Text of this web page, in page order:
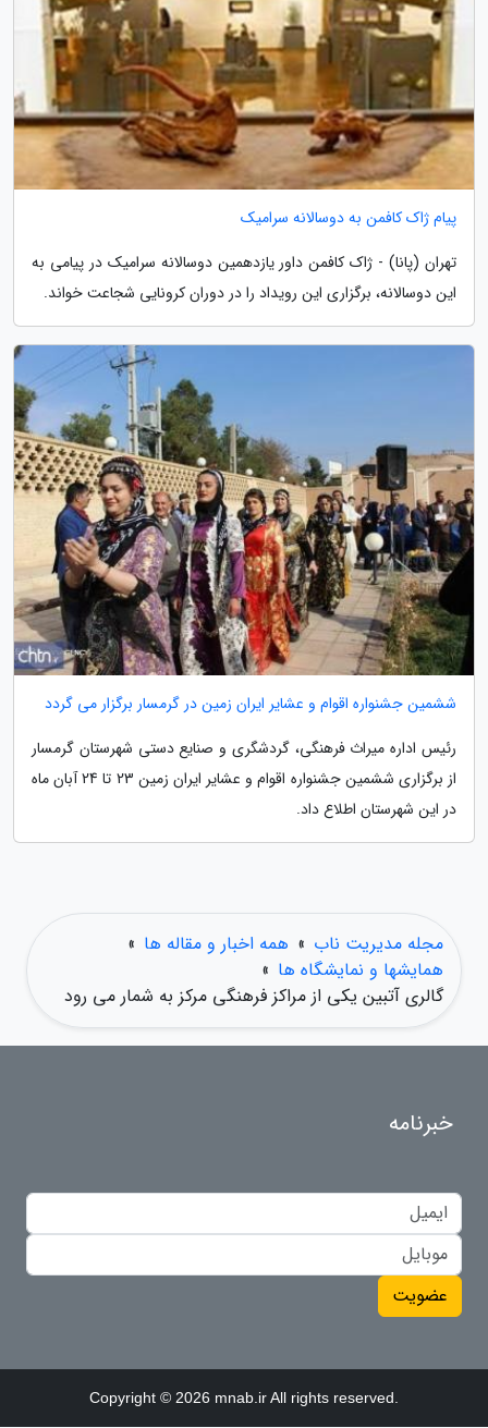
پیام ژاک کافمن به دوسالانه سرامیک
تهران (پانا) - ژاک کافمن داور یازدهمین دوسالانه سرامیک در پیامی به
این دوسالانه، برگزاری این رویداد را در دوران کرونایی شجاعت خواند.
ششمین جشنواره اقوام و عشایر ایران زمین در گرمسار برگزار می گردد
رئیس اداره میراث فرهنگی، گردشگری و صنایع دستی شهرستان گرمسار
از برگزاری ششمین جشنواره اقوام و عشایر ایران زمین 23 تا 24 آبان ماه
در این شهرستان اطلاع داد.
مجله مدیریت ناب » همه اخبار و مقاله ها »
همایشها و نمایشگاه ها »
گالری آتبین یکی از مراکز فرهنگی مرکز به شمار می رود
خبرنامه
عضویت
Copyright © 2026 mnab.ir All rights reserved.